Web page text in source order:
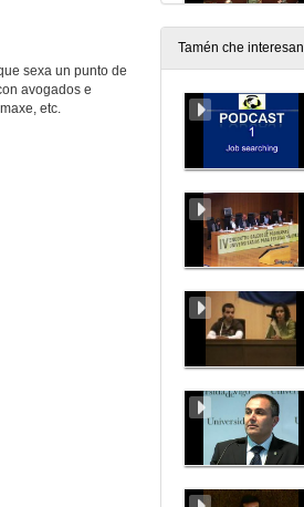
sexa un punto de
avogados e
etc.
Tamén che interesan